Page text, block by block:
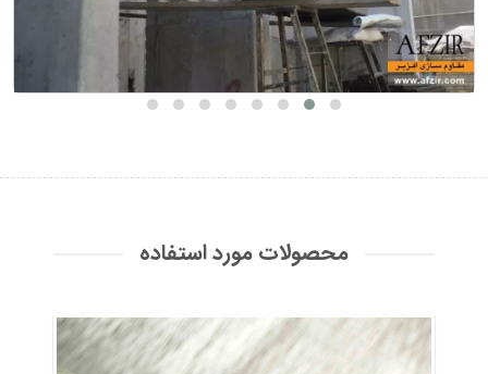
محصولات مورد استفاده